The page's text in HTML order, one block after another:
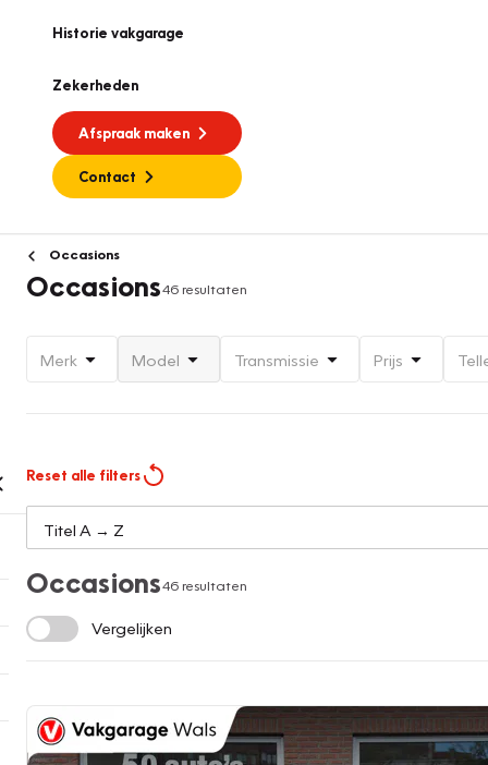
Historie vakgarage
Zekerheden
Afspraak maken
Contact
Occasions
Occasions46 resultaten
Merk Model Transmissie Prijs
Reset alle filters
Occasions46 resultaten
Vergelijken